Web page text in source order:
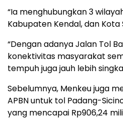
“Ia menghubungkan 3
Kabupaten Kendal, dan Kota
“Dengan adanya Jalan Tol
konektivitas masyarakat
tempuh juga jauh lebih
Sebelumnya, Menkeu juga
APBN untuk tol Padang-
yang mencapai Rp906,24